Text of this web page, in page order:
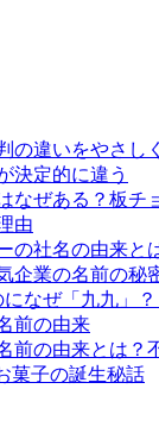
の違いをやさし
決定的に違う
なぜある？板チ
由
の社名の由来と
企業の名前の秘
なぜ「九九」
前の由来
前の由来とは？
菓子の誕生秘話